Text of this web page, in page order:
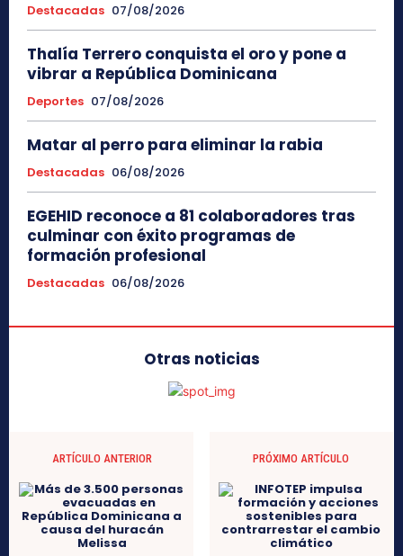
Destacadas 07/08/2026
Thalía Terrero conquista el oro y pone a
vibrar a República Dominicana
Deportes 07/08/2026
Matar al perro para eliminar la rabia
Destacadas 06/08/2026
EGEHID reconoce a 81 colaboradores tras
culminar con éxito programas de
formación profesional
Destacadas 06/08/2026
Otras noticias
ARTÍCULO ANTERIOR PRÓXIMO ARTÍCULO